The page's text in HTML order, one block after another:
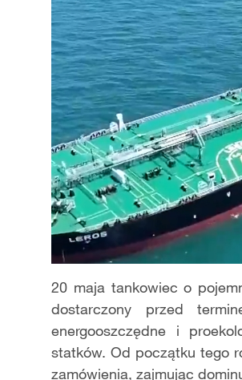
20 maja tankowiec o
dostarczony przed
energooszczędne i
statków. Od początku tego
zamówienia, zajmując